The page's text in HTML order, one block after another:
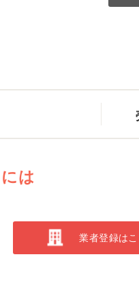
は
業者登録はこ